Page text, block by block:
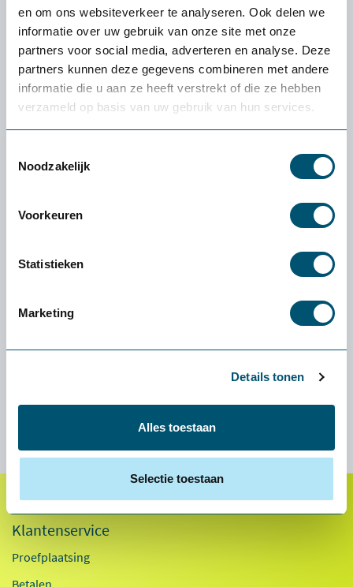
en om ons websiteverkeer te analyseren. Ook delen we
informatie over uw gebruik van onze site met onze
partners voor social media, adverteren en analyse. Deze
partners kunnen deze gegevens combineren met andere
informatie die u aan ze heeft verstrekt of die ze hebben
verzameld op basis van uw gebruik van hun services.
Noodzakelijk
Voorkeuren
Statistieken
Marketing
Details tonen
Alles toestaan
Selectie toestaan
4.5
Omschrijving Contour UniMouse verticale
muis (v.a. €91,54 incl. BTW)
Contour UniMouse verticale muis De Contour UniMouse
zeer universeel, omdat de muis op elke handmaat aangepast
kan worden....
Lees meer
Specificaties
Contour unimouse handleiding
Klantenservice
Proefplaatsing
Betalen